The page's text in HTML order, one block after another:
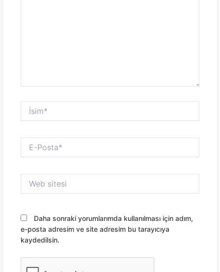
İsim*
Posta*
sitesi
Daha sonraki yorumlarımda kullanılması için adım,
e-posta adresim ve site adresim bu tarayıcıya
kaydedilsin.